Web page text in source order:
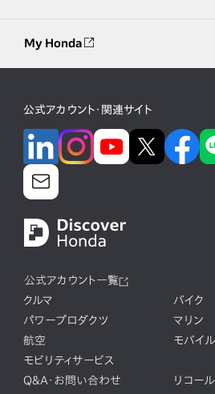
My Honda
公式アカウント・関連サイト
公式アカウント一覧
クルマ
バイク
パワープロダクツ
マリン
航空
モバイ
モビリティサービス
Q&A・お問い合わせ
リコール